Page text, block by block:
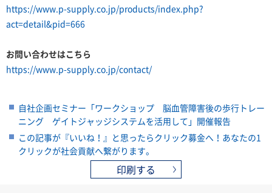
https://www.p-supply.co.jp/products/index.php?
act=detail&pid=666
お問い合わせはこちら
https://www.p-supply.co.jp/contact/
自社企画セミナー「ワークショップ 脳血管障害後の歩行トレー
ニング ゲイトジャッジシステムを活用して」開催報告
この記事が『いいね！』と思ったらクリック募金へ！あなたの1
クリックが社会貢献へ繋がります。
印刷する